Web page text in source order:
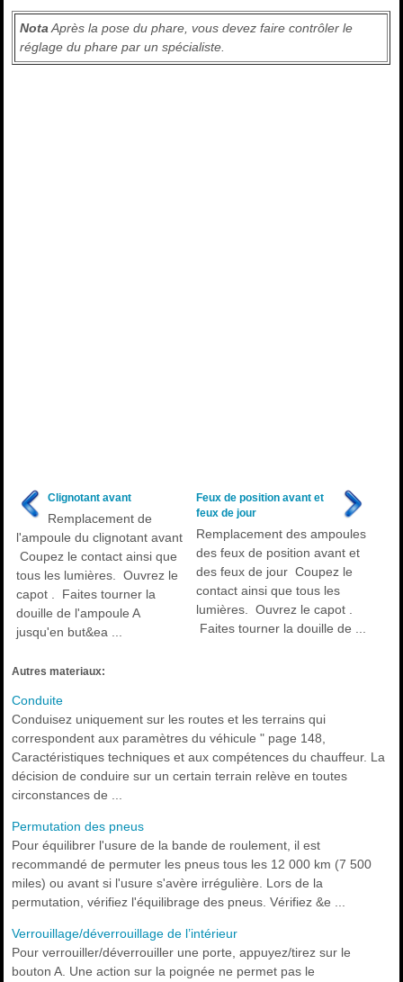
Nota Après la pose du phare, vous devez faire contrôler le
réglage du phare par un spécialiste.
Clignotant avant
Remplacement de
l'ampoule du clignotant avant
Coupez le contact ainsi que
tous les lumières. Ouvrez le
capot . Faites tourner la
douille de l'ampoule A
jusqu'en but&ea ...
Feux de position avant et
feux de jour
Remplacement des ampoules
des feux de position avant et
des feux de jour Coupez le
contact ainsi que tous les
lumières. Ouvrez le capot .
Faites tourner la douille de ...
Autres materiaux:
Conduite
Conduisez uniquement sur les routes et les terrains qui
correspondent aux paramètres du véhicule " page 148,
Caractéristiques techniques et aux compétences du chauffeur. La
décision de conduire sur un certain terrain relève en toutes
circonstances de ...
Permutation des pneus
Pour équilibrer l'usure de la bande de roulement, il est
recommandé de permuter les pneus tous les 12 000 km (7 500
miles) ou avant si l'usure s'avère irrégulière. Lors de la
permutation, vérifiez l'équilibrage des pneus. Vérifiez &e ...
Verrouillage/déverrouillage de l’intérieur
Pour verrouiller/déverrouiller une porte, appuyez/tirez sur le
bouton A. Une action sur la poignée ne permet pas le